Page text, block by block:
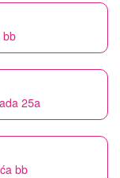
bb
25a
bb